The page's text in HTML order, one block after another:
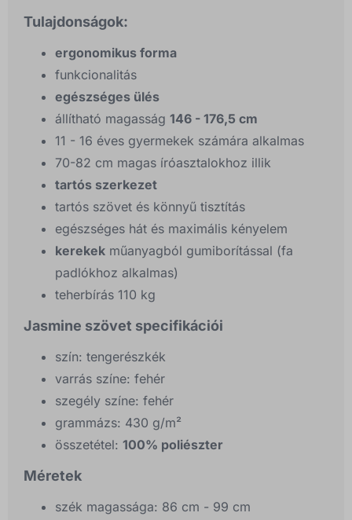
Tulajdonságok:
ergonomikus forma
funkcionalitás
egészséges ülés
állítható magasság 146 - 176,5 cm
11 - 16 éves gyermekek számára alkalmas
70-82 cm magas íróasztalokhoz illik
tartós szerkezet
tartós szövet és könnyű tisztítás
egészséges hát és maximális kényelem
kerekek műanyagból gumiborítással (fa
padlókhoz alkalmas)
teherbírás 110 kg
Jasmine szövet specifikációi
szín: tengerészkék
varrás színe: fehér
szegély színe: fehér
grammázs: 430 g/m²
összetétel: 100% poliészter
Méretek
szék magassága: 86 cm - 99 cm